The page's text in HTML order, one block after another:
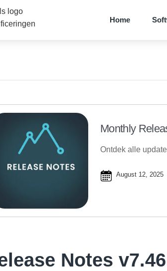
Home
Monthly
Ontdek alle
August 12, 2025
Notes